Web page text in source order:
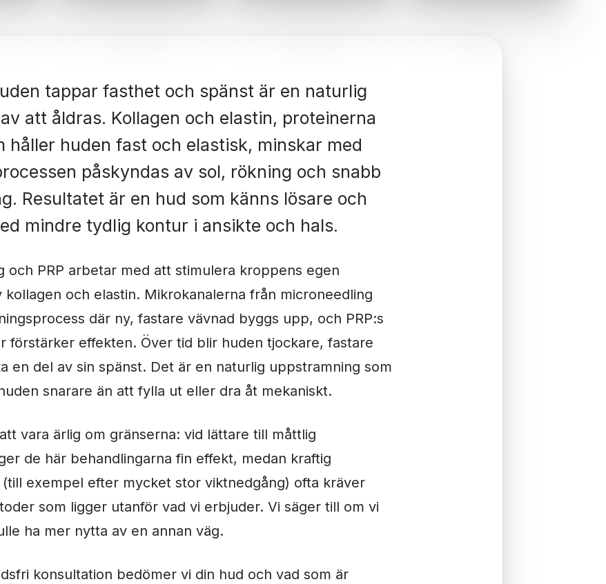
tappar fasthet och spänst är en naturlig
att åldras. Kollagen och elastin, proteinerna
håller huden fast och elastisk, minskar med
påskyndas av sol, rökning och snabb
Resultatet är en hud som känns lösare och
mindre tydlig kontur i ansikte och hals.
och PRP arbetar med att stimulera kroppens egen
kollagen och elastin. Mikrokanalerna från microneedling
där ny, fastare vävnad byggs upp, och PRP:s
förstärker effekten. Över tid blir huden tjockare, fastare
en del av sin spänst. Det är en naturlig uppstramning som
snarare än att fylla ut eller dra åt mekaniskt.
vara ärlig om gränserna: vid lättare till måttlig
de här behandlingarna fin effekt, medan kraftig
exempel efter mycket stor viktnedgång) ofta kräver
som ligger utanför vad vi erbjuder. Vi säger till om vi
ha mer nytta av en annan väg.
konsultation bedömer vi din hud och vad som är